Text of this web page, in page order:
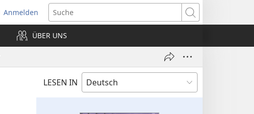
Anmelden
(öffnet
neues
Fenster)
Suche
ÜBER UNS
LESEN IN